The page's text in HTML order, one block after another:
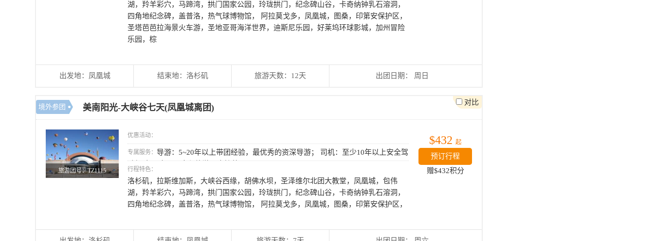
湖，羚羊彩穴，马蹄湾，拱门国家公园，玲珑拱门，纪念碑山谷，卡奇纳钟乳石溶洞，
四角地纪念碑，盖普洛，热气球博物馆， 阿拉莫戈多，凤凰城，图桑，印第安保护区，
圣塔芭芭拉海景火车游，圣地亚哥海洋世界，迪斯尼乐园，好莱坞环球影城，加州冒险
乐园，棕
出发地：凤凰城 结束地：洛杉矶 旅游天数：12天 出团日期： 周日
境外参团 美南阳光-大峡谷七天(凤凰城离团)
旅游团号：TZ1115
优惠活动：
专属服务： 导游：5~20年以上带团经验，最优秀的资深导游； 司机：至少10年以上安全驾
行程特色：
洛杉矶，拉斯维加斯，大峡谷西缘，胡佛水坝，圣泽维尔北团大教堂，凤凰城，包伟
湖，羚羊彩穴，马蹄湾，拱门国家公园，玲珑拱门，纪念碑山谷，卡奇纳钟乳石溶洞，
四角地纪念碑，盖普洛，热气球博物馆， 阿拉莫戈多，凤凰城，图桑，印第安保护区，
$432 起
预订行程
赠$432积分
对比